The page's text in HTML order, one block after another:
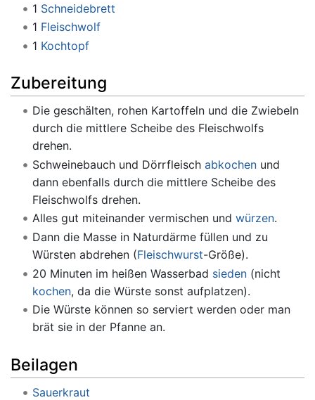
1 Schneidebrett
1 Fleischwolf
1 Kochtopf
Zubereitung
Die geschälten, rohen Kartoffeln und die Zwiebeln
durch die mittlere Scheibe des Fleischwolfs
drehen.
Schweinebauch und Dörrfleisch abkochenund
dann ebenfalls durch die mittlere Scheibe des
Fleischwolfs drehen.
Alles gut miteinander vermischen und würzen.
Dann die Masse in Naturdärme füllen und zu
Würsten abdrehen (Fleischwurst-Größe).
20 Minuten im heißen Wasserbad sieden(nicht
kochen, da die Würste sonst aufplatzen).
Die Würste können so serviert werden oder man
brät sie in der Pfanne an.
Beilagen
Sauerkraut